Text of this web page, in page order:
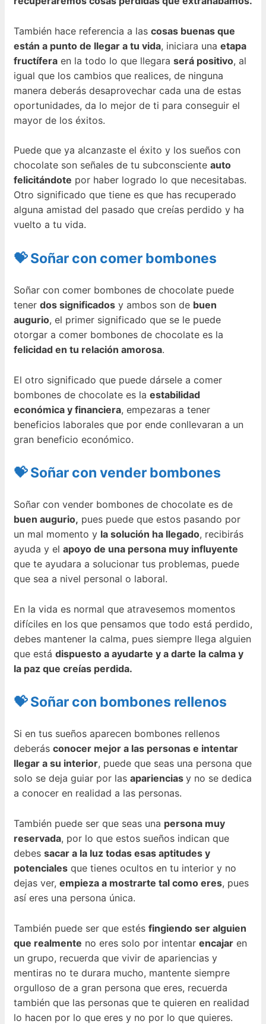
También hace referencia a las cosas buenas que
están a punto de llegar a tu vida, iniciara una etapa
fructífera en la todo lo que llegara será positivo, al
igual que los cambios que realices, de ninguna
manera deberás desaprovechar cada una de estas
oportunidades, da lo mejor de ti para conseguir el
mayor de los éxitos.
Puede que ya alcanzaste el éxito y los sueños con
chocolate son señales de tu subconsciente auto
felicitándote por haber logrado lo que necesitabas.
Otro significado que tiene es que has recuperado
alguna amistad del pasado que creías perdido y ha
vuelto a tu vida.
💝 Soñar con comer bombones
Soñar con comer bombones de chocolate puede
tener dos significados y ambos son de buen
augurio, el primer significado que se le puede
otorgar a comer bombones de chocolate es la
felicidad en tu relación amorosa.
El otro significado que puede dársele a comer
bombones de chocolate es la estabilidad
económica y financiera, empezaras a tener
beneficios laborales que por ende conllevaran a un
gran beneficio económico.
💝 Soñar con vender bombones
Soñar con vender bombones de chocolate es de
buen augurio, pues puede que estos pasando por
un mal momento y la solución ha llegado, recibirás
ayuda y el apoyo de una persona muy influyente
que te ayudara a solucionar tus problemas, puede
que sea a nivel personal o laboral.
En la vida es normal que atravesemos momentos
difíciles en los que pensamos que todo está perdido,
debes mantener la calma, pues siempre llega alguien
que está dispuesto a ayudarte y a darte la calma y
la paz que creías perdida.
💝 Soñar con bombones rellenos
Si en tus sueños aparecen bombones rellenos
deberás conocer mejor a las personas e intentar
llegar a su interior, puede que seas una persona que
solo se deja guiar por las apariencias y no se dedica
a conocer en realidad a las personas.
También puede ser que seas una persona muy
reservada, por lo que estos sueños indican que
debes sacar a la luz todas esas aptitudes y
potenciales que tienes ocultos en tu interior y no
dejas ver, empieza a mostrarte tal como eres, pues
así eres una persona única.
También puede ser que estés fingiendo ser alguien
que realmente no eres solo por intentar encajar en
un grupo, recuerda que vivir de apariencias y
mentiras no te durara mucho, mantente siempre
orgulloso de a gran persona que eres, recuerda
también que las personas que te quieren en realidad
lo hacen por lo que eres y no por lo que quieres.